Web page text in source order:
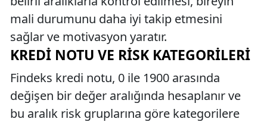
mali durumunu daha iyi takip etmesini
sağlar ve motivasyon yaratır.
KREDI NOTU VE RISK KATEGORILERI
Findeks kredi notu, 0 ile 1900 arasında
değişen bir değer aralığında hesaplanır ve
bu aralık risk gruplarına göre kategorilere